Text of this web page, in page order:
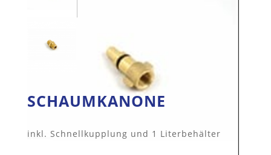
SCHAUMKANONE
inkl. Schnellkupplung und 1 Literbehälter